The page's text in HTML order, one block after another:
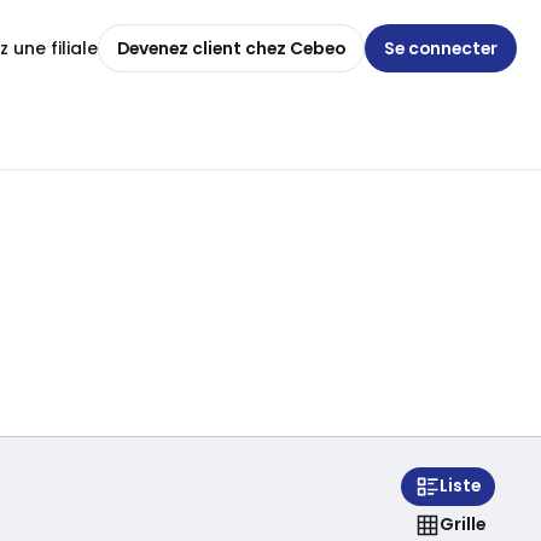
une filiale Devenez client chez Cebeo Se connecter
Liste
Grille